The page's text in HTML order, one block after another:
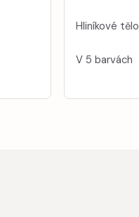
Hliníkové tělo
V 5 barvách